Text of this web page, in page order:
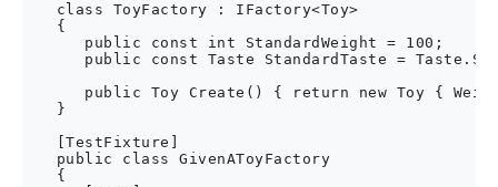
   class ToyFactory : IFactory<Toy>
   {
      public const int StandardWeight = 100;
public const Taste StandardTaste =
public Toy Create() { return new Toy {
   }
   [TestFixture]
   public class GivenAToyFactory
   {